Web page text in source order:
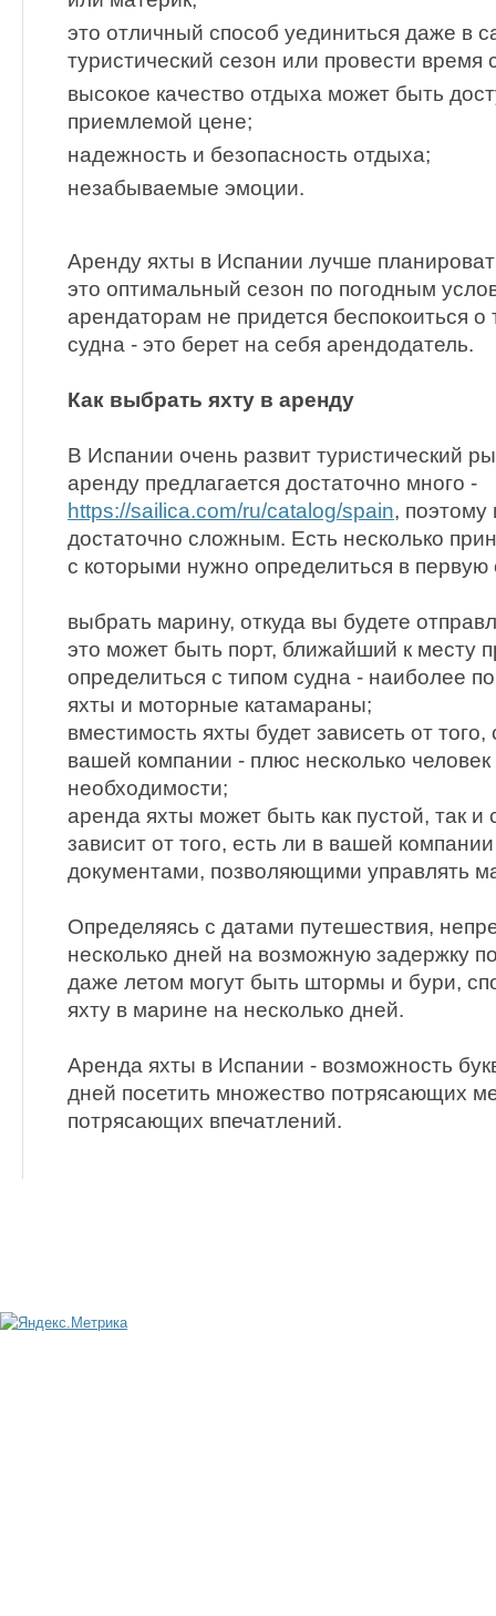
это отличный способ уединиться даже в
туристический сезон или провести
высокое качество отдыха может быть
приемлемой цене;
надежность и безопасность отдыха;
незабываемые эмоции.
Аренду яхты в Испании лучше
это оптимальный сезон по погодным
арендаторам не придется беспокоиться о
судна - это берет на себя арендодатель.
Как выбрать яхту в аренду
В Испании очень развит туристический
аренду предлагается достаточно много -
https://sailica.com/ru/catalog/spain,
достаточно сложным. Есть несколько
с которыми нужно определиться в первую
выбрать марину, откуда вы будете
это может быть порт, ближайший к месту
определиться с типом судна - наиболее
яхты и моторные катамараны;
вместимость яхты будет зависеть от того,
вашей компании - плюс несколько
необходимости;
аренда яхты может быть как пустой, так и
зависит от того, есть ли в вашей
документами, позволяющими управлять
Определяясь с датами путешествия,
несколько дней на возможную задержку
даже летом могут быть штормы и бури,
яхту в марине на несколько дней.
Аренда яхты в Испании - возможность
дней посетить множество потрясающих
потрясающих впечатлений.